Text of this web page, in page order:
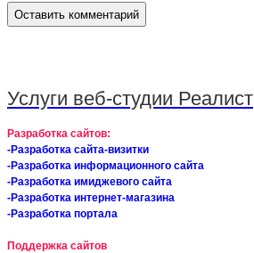
Услуги веб-студии Реалист
Разработка сайтов:
-Разработка сайта-визитки
-Разработка информационного сайта
-Разработка имиджевого сайта
-Разработка интернет-магазина
-Разработка портала
Поддержка сайтов